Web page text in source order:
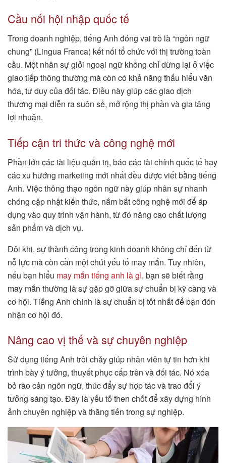
Cầu nối hội nhập quốc tế
Trong doanh nghiệp, tiếng Anh đóng vai trò là “ngôn ngữ
chung” (Lingua Franca) kết nối tổ chức với thị trường toàn
cầu. Một nhân sự giỏi ngoại ngữ không chỉ dừng lại ở việc
giao tiếp thông thường mà còn có khả năng thấu hiểu văn
hóa, tư duy của đối tác. Điều này giúp các giao dịch
thương mại diễn ra suôn sẻ, mở rộng thị phần và gia tăng
lợi nhuận.
Tiếp cận tri thức và công nghệ mới
Phần lớn các tài liệu quản trị, báo cáo tài chính quốc tế hay
các xu hướng marketing mới nhất đều được viết bằng tiếng
Anh. Việc thông thạo ngôn ngữ này giúp nhân sự nhanh
chóng cập nhật kiến thức, nắm bắt công nghệ mới để áp
dụng vào quy trình vận hành, từ đó nâng cao chất lượng
sản phẩm và dịch vụ.
Đôi khi, sự thành công trong kinh doanh không chỉ đến từ
nỗ lực mà còn cần một chút yếu tố may mắn. Tuy nhiên,
nếu bạn hiểu may mắn tiếng anh là gì, bạn sẽ biết rằng
may mắn thường là sự gặp gỡ giữa sự chuẩn bị kỹ càng và
cơ hội. Tiếng Anh chính là sự chuẩn bị tốt nhất để bạn đón
nhận cơ hội đó.
Nâng cao vị thế và sự chuyên nghiệp
Sử dụng tiếng Anh trôi chảy giúp nhân viên tự tin hơn khi
trình bày ý tưởng, thuyết phục cấp trên và đối tác. Nó xóa
bỏ rào cản ngôn ngữ, thúc đẩy sự hợp tác và trao đổi ý
tưởng sáng tạo. Đây là yếu tố then chốt để xây dựng hình
ảnh chuyên nghiệp và thăng tiến trong sự nghiệp.